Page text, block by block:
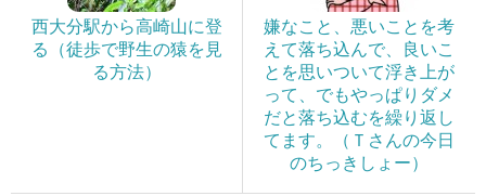
西大分駅から高崎山に登
る（徒歩で野生の猿を見
る方法）
嫌なこと、悪いことを考
えて落ち込んで、良いこ
とを思いついて浮き上が
って、でもやっぱりダメ
だと落ち込むを繰り返し
てます。（Ｔさんの今日
のちっきしょー）